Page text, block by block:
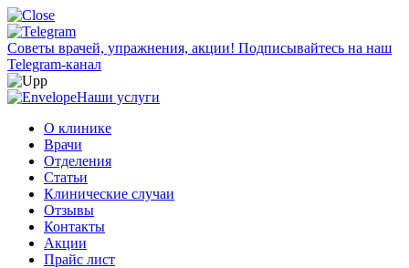
Советы врачей, упражнения, акции! Подписывайтесь на наш
Telegram-канал
Наши услуги
О клинике
Врачи
Отделения
Статьи
Клинические случаи
Отзывы
Контакты
Акции
Прайс лист